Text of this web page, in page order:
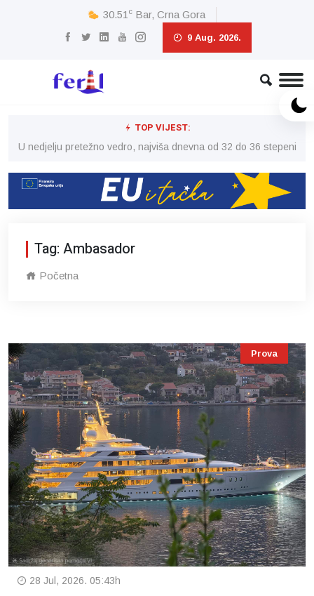
30.51 c Bar, Crna Gora
9 Aug. 2026.
TOP VIJEST:
U nedjelju pretežno vedro, najviša dnevna od 32 do 36 stepeni
Tag: Ambasador
Početna
Prova
28 Jul, 2026. 05:43h